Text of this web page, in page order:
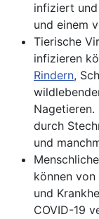
infiziert
und einem
Tierische
infizieren
Rindern,
Nagetieren.
durch
und
können
und
COVID-19